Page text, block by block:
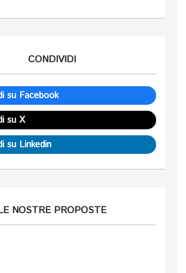
CONDIVIDI
su Facebook
su X
su Linkedin
NOSTRE PROPOSTE